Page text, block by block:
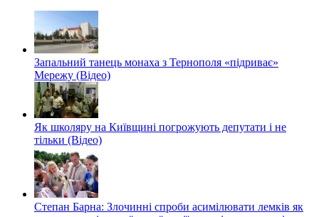
Запальний танець монаха з Тернополя «підриває»
Мережу (Відео)
Як школяру на Київщині погрожують депутати і не
тільки (Відео)
Степан Барна: Злочинні спроби асимілювати лемків як